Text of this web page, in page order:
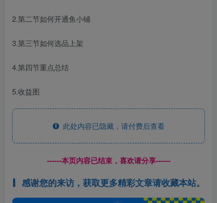
2.第二节如何开通鱼小铺
3.第三节如何选品上架
4.第四节重点总结
5.收益图
此处内容已隐藏，请付费后查看
------本页内容已结束，喜欢请分享------
感谢您的来访，获取更多精彩文章请收藏本站。